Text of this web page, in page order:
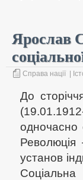
Ярослав
Справа нації
До
одночасно
Революція
установ